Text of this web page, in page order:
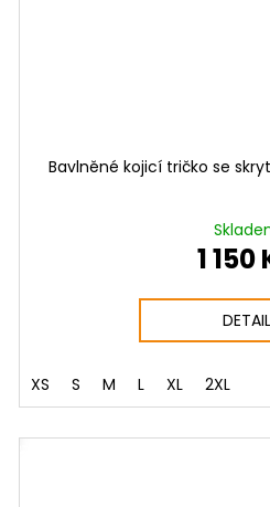
Bavlněné kojicí tričko se
1 150
DETAIL
XS S M L XL 2XL
SET